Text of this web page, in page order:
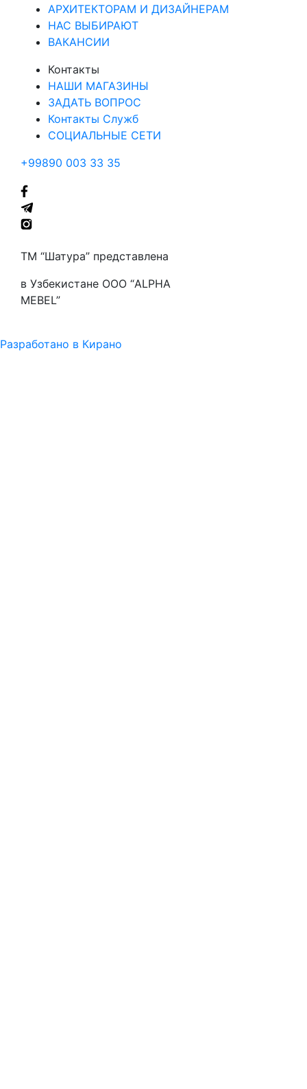
АРХИТЕКТОРАМ И ДИЗАЙНЕРАМ
НАС ВЫБИРАЮТ
ВАКАНСИИ
Контакты
НАШИ МАГАЗИНЫ
ЗАДАТЬ ВОПРОС
Контакты Служб
СОЦИАЛЬНЫЕ СЕТИ
+99890 003 33 35
ТМ “Шатура” представлена
в Узбекистане ООО “ALPHA
MEBEL”
Разработано в Кирано